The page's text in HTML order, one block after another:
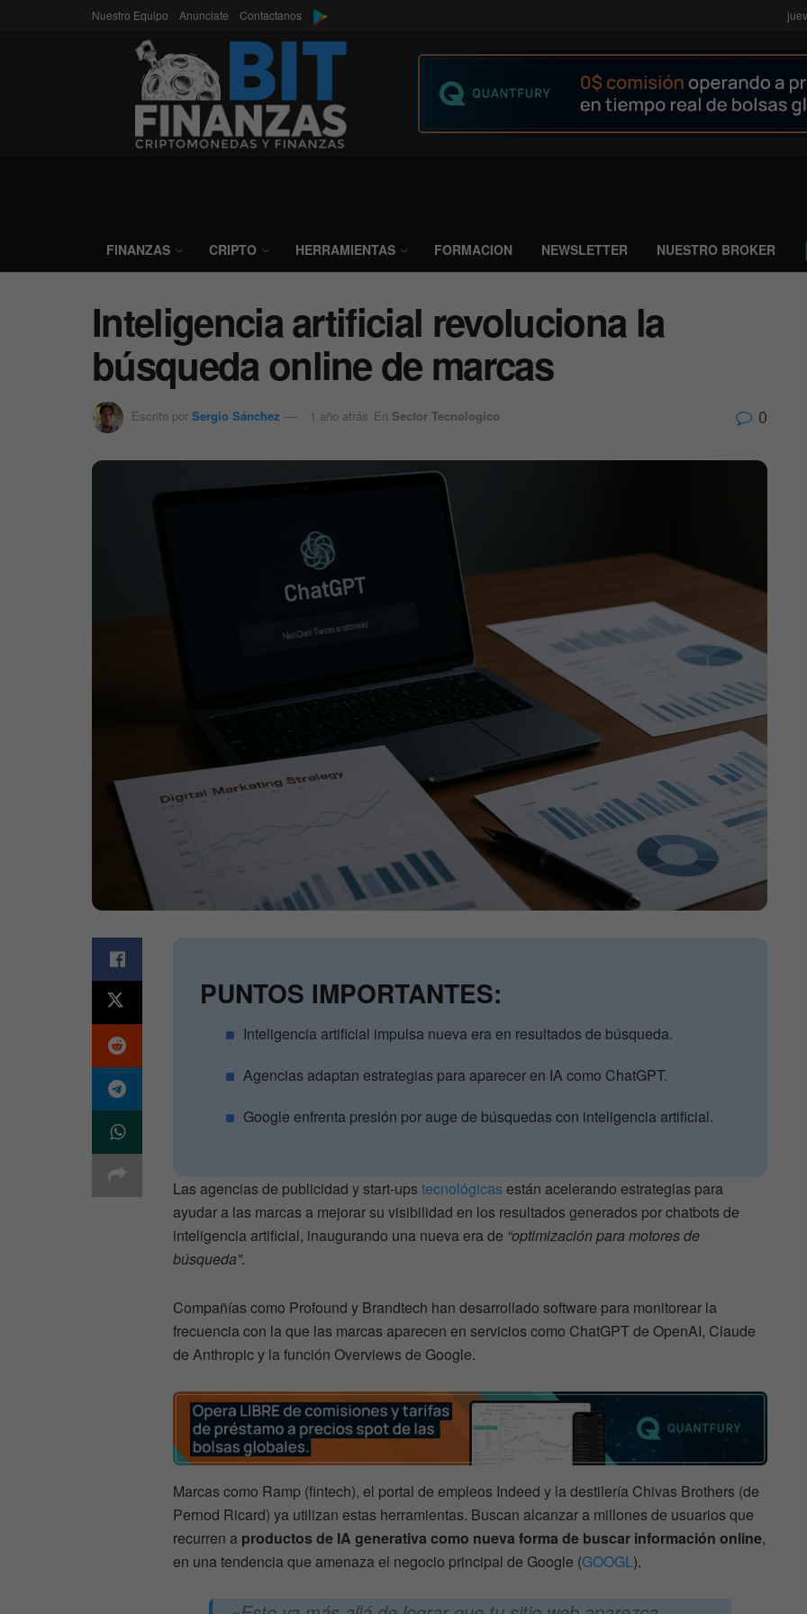
Nuestro Equipo Anunciate Contactanos
FINANZAS CRIPTO HERRAMIENTAS FORMACION NEWSLETTER NUESTRO BROKER
Inteligencia artificial revoluciona la
búsqueda online de marcas
Escrito por Sergio Sánchez 1 año atrás En Sector Tecnologico 0
PUNTOS IMPORTANTES:
Inteligencia artificial impulsa nueva era en resultados de búsqueda.
Agencias adaptan estrategias para aparecer en IA como ChatGPT.
Google enfrenta presión por auge de búsquedas con inteligencia artificial.
Las agencias de publicidad y start-upstecnológicasestán acelerando estrategias para
ayudar a las marcas a mejorar su visibilidad en los resultados generados por chatbots de
inteligencia artificial, inaugurando una nueva era de “optimización para motores de
búsqueda”.
Compañías como Profound y Brandtech han desarrollado software para monitorear la
frecuencia con la que las marcas aparecen en servicios como ChatGPT de OpenAI, Claude
de Anthropic y la función Overviews de Google.
Marcas como Ramp (fintech), el portal de empleos Indeed y la destilería Chivas Brothers (de
Pernod Ricard) ya utilizan estas herramientas. Buscan alcanzar a millones de usuarios que
recurren a productos de IA generativa como nueva forma de buscar información online,
en una tendencia que amenaza el negocio principal de Google (GOOGL).